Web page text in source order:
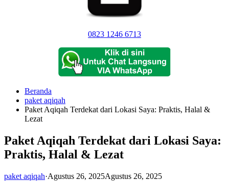
0823 1246 6713
Beranda
paket aqiqah
Paket Aqiqah Terdekat dari Lokasi Saya: Praktis, Halal &
Lezat
Paket Aqiqah Terdekat dari Lokasi Saya:
Praktis, Halal & Lezat
paket aqiqah·Agustus 26, 2025Agustus 26, 2025